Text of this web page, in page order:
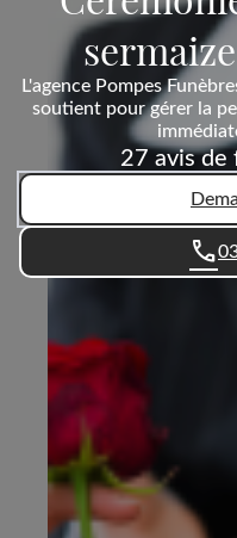
L'agence Pompes
soutient pour gérer la
27 avis de